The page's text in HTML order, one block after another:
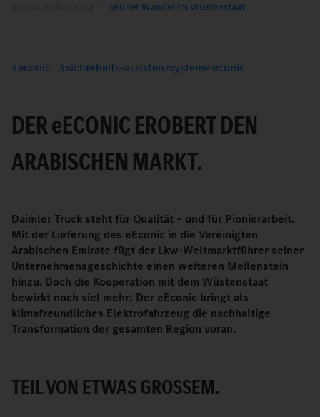
Grüner Wandel im Wüstenstaat
econic sicherheits-assistenzsysteme econic
DEReECONIC EROBERT DEN
ARABISCHEN MARKT.
Daimler Truck steht für Qualität – und für Pionierarbeit.
Mit der Lieferung des eEconic in die Vereinigten
Arabischen Emirate fügt der Lkw-Weltmarktführer seiner
Unternehmensgeschichte einen weiteren Meilenstein
hinzu. Doch die Kooperation mit dem Wüstenstaat
bewirkt noch viel mehr: Der eEconic bringt als
klimafreundliches Elektrofahrzeug die nachhaltige
Transformation der gesamten Region voran.
TEIL VON ETWAS GROSSEM.